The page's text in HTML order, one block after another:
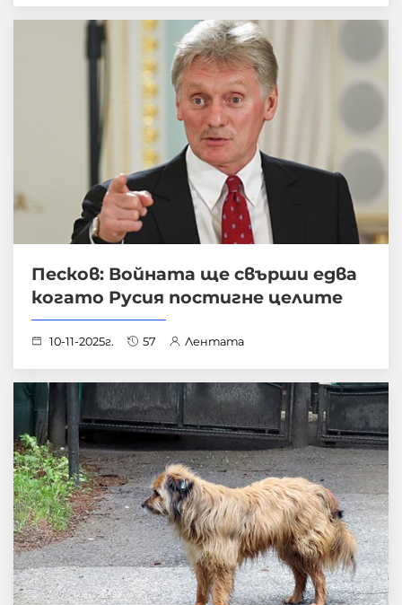
Песков: Войната ще свърши едва
когато Русия постигне целите
10-11-2025г. 57 Лентата